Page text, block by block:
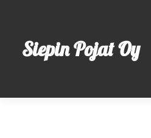
Siepin Pojat Oy